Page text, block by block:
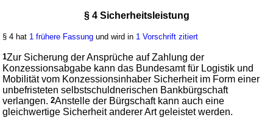
§ 4 Sicherheitsleistung
§ 4 hat 1 frühere Fassung und wird in 1 Vorschrift zitiert
1Zur Sicherung der Ansprüche auf Zahlung der
Konzessionsabgabe kann das Bundesamt für Logistik und
Mobilität vom Konzessionsinhaber Sicherheit im Form einer
unbefristeten selbstschuldnerischen Bankbürgschaft
verlangen.2Anstelle der Bürgschaft kann auch eine
gleichwertige Sicherheit anderer Art geleistet werden.